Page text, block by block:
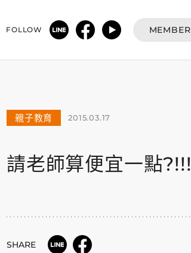
FOLLOW MEMBER
親子教育 2015.03.17
請老師算便宜一點?!!!
SHARE